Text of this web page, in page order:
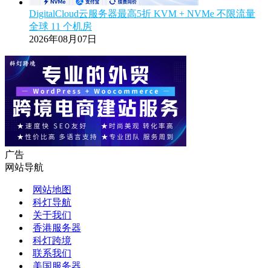
DigitalCloud云服务器最高5折 KVM + NVMe 不限流量
全球 11 个机房
2026年08月07日
广告
网站导航
网站地图
科灯导航
关于我们
香港服务器
科灯跨境
联系我们